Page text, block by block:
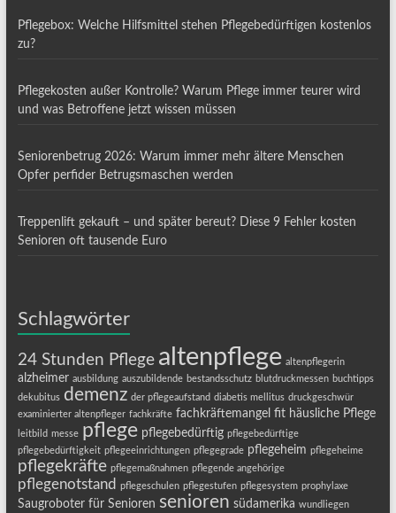
Pflegebox: Welche Hilfsmittel stehen Pflegebedürftigen kostenlos
zu?
Pflegekosten außer Kontrolle? Warum Pflege immer teurer wird
und was Betroffene jetzt wissen müssen
Seniorenbetrug 2026: Warum immer mehr ältere Menschen
Opfer perfider Betrugsmaschen werden
Treppenlift gekauft – und später bereut? Diese 9 Fehler kosten
Senioren oft tausende Euro
Schlagwörter
24 Stunden Pflege altenpflege altenpflegerin
alzheimer ausbildung auszubildende bestandsschutz blutdruckmessen buchtipps
dekubitus demenz der pflegeaufstand diabetis mellitus druckgeschwür
examinierter altenpfleger fachkräfte fachkräftemangel fit häusliche Pflege
leitbild messe pflege pflegebedürftig pflegebedürftige
pflegebedürftigkeit pflegeeinrichtungen pflegegrade pflegeheim pflegeheime
pflegekräfte pflegemaßnahmen pflegende angehörige
pflegenotstand pflegeschulen pflegestufen pflegesystem prophylaxe
Saugroboter für Senioren senioren südamerika wundliegen